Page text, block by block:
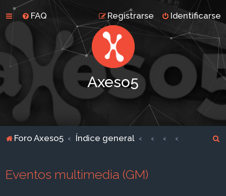
FAQ Identificarse
Registrarse
Axeso5
Foro Axeso5 Índice general
Eventos multimedia (GM)